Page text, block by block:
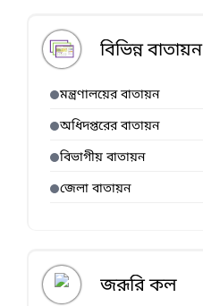
বিভিন্ন বাতায়ন
মন্ত্রণালয়ের বাতায়ন
অধিদপ্তরের বাতায়ন
বিভাগীয় বাতায়ন
জেলা বাতায়ন
জরূরি কল